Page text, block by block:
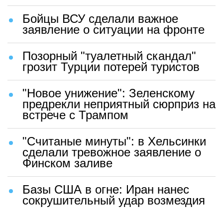
Бойцы ВСУ сделали важное
заявление о ситуации на фронте
Позорный "туалетный скандал"
грозит Турции потерей туристов
"Новое унижение": Зеленскому
предрекли неприятный сюрприз на
встрече с Трампом
"Считаные минуты": в Хельсинки
сделали тревожное заявление о
Финском заливе
Базы США в огне: Иран нанес
сокрушительный удар возмездия